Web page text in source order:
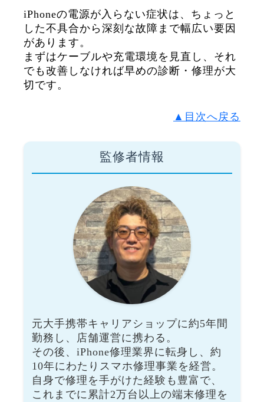
iPhoneの電源が入らない症状は、ちょっと
した不具合から深刻な故障まで幅広い要因
があります。
まずはケーブルや充電環境を見直し、それ
でも改善しなければ早めの診断・修理が大
切です。
▲目次へ戻る
監修者情報
元大手携帯キャリアショップに約5年間
勤務し、店舗運営に携わる。
その後、iPhone修理業界に転身し、約
10年にわたりスマホ修理事業を経営。
自身で修理を手がけた経験も豊富で、
これまでに累計2万台以上の端末修理を